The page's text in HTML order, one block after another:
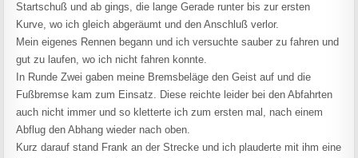
Startschuß und ab gings, die lange Gerade runter bis zur ersten
Kurve, wo ich gleich abgeräumt und den Anschluß verlor.
Mein eigenes Rennen begann und ich versuchte sauber zu fahren und
gut zu laufen, wo ich nicht fahren konnte.
In Runde Zwei gaben meine Bremsbeläge den Geist auf und die
Fußbremse kam zum Einsatz. Diese reichte leider bei den Abfahrten
auch nicht immer und so kletterte ich zum ersten mal, nach einem
Abflug den Abhang wieder nach oben.
Kurz darauf stand Frank an der Strecke und ich plauderte mit ihm eine